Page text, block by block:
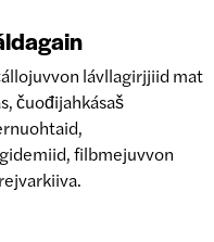
lávllagirjjiid mat
čuođijahkásaš
filbmejuvvon